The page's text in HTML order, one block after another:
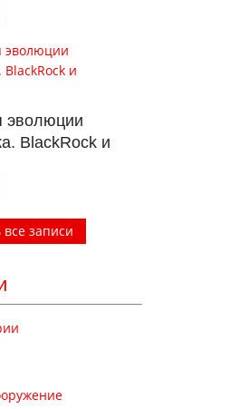
эволюции
BlackRock и
записи